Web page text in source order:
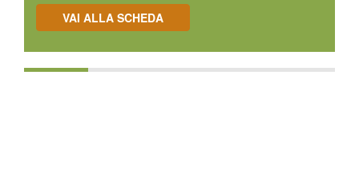
VAI ALLA SCHEDA